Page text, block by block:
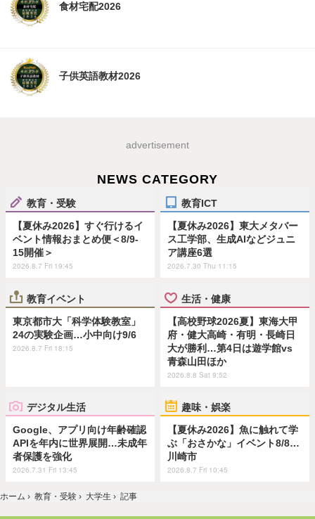
食材宅配2026
子供英語教材2026
advertisement
NEWS CATEGORY
教育・受験
【夏休み2026】すぐ行けるイ
ベント情報おまとめ便＜8/9-
15開催＞
2026.8.7 Fri 19:45
教育ICT
【夏休み2026】東大メタバー
ス工学部、生成AIなどジュニ
ア講座6選
2026.7.30 Thu 11:15
教育イベント
東京都市大「科学体験教室」
24の実験企画…小中向け9/6
2026.8.7 Fri 18:15
生活・健康
【高校野球2026夏】東海大甲
府・健大高崎・有明・長崎日
大が勝利…第4日は遊学館vs
青森山田ほか
2026.8.8 Sat 9:52
デジタル生活
Google、アプリ向け年齢確認
APIを年内に世界展開…未成年
者保護を強化
2026.7.31 Fri 13:45
趣味・娯楽
【夏休み2026】魚に触れて学
ぶ「おさかな」イベント8/8…
川崎市
2026.8.7 Fri 10:45
ホーム › 教育・受験 › 大学生 › 記事